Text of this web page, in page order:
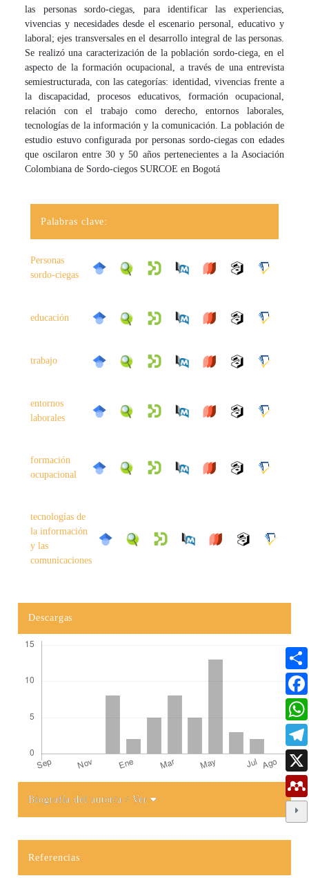
las personas sordo-ciegas, para identificar las experiencias,
vivencias y necesidades desde el escenario personal, educativo y
laboral; ejes transversales en el desarrollo integral de las personas.
Se realizó una caracterización de la población sordo-ciega, en el
aspecto de la formación ocupacional, a través de una entrevista
semiestructurada, con las categorías: identidad, vivencias frente a
la discapacidad, procesos educativos, formación ocupacional,
relación con el trabajo como derecho, entornos laborales,
tecnologías de la información y la comunicación. La población de
estudio estuvo configurada por personas sordo-ciegas con edades
que oscilaron entre 30 y 50 años pertenecientes a la Asociación
Colombiana de Sordo-ciegos SURCOE en Bogotá
Palabras clave:
Personas
sordo-ciegas
educación
trabajo
entornos
laborales
formación
ocupacional
tecnologías de
la información
y las
comunicaciones
Descargas
Biografía del autor/a/ Ver
Referencias